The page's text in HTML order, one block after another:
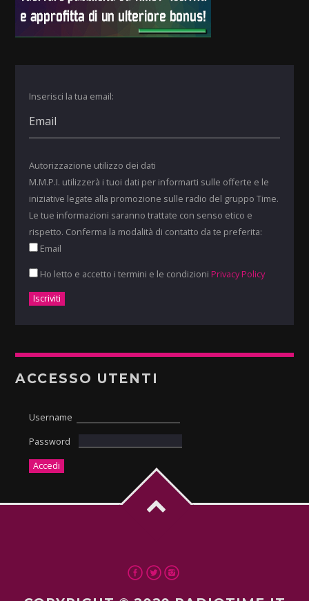
Inserisci la tua email:
Autorizzazione utilizzo dei dati
M.M.P.I. utilizzerà i tuoi dati per informarti sulle offerte e le
iniziative legate alla promozione sulle radio del gruppo Time.
Le tue informazioni saranno trattate con senso etico e
rispetto. Conferma la modalità di contatto da te preferita:
Email
Ho letto e accetto i termini e le condizioni Privacy Policy
ACCESSO UTENTI
Username
Password